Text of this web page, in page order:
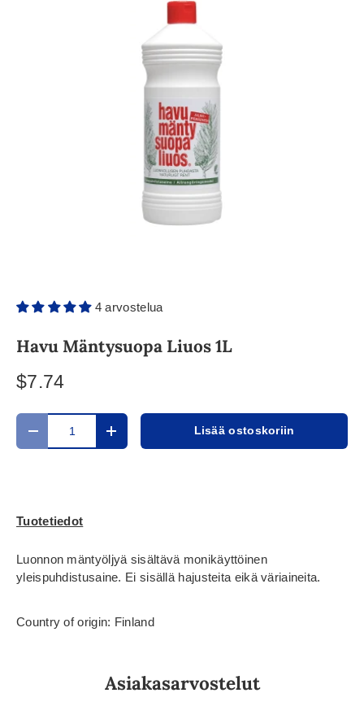
4 arvostelua
Havu Mäntysuopa Liuos 1L
$7.74
Määrä
Translation missing: fi.cart.items.decrease_quantity
Translation missing:Lisää ostoskoriin
Tuotetiedot
Luonnon mäntyöljyä sisältävä monikäyttöinen
yleispuhdistusaine. Ei sisällä hajusteita eikä väriaineita.
Country of origin: Finland
Asiakasarvostelut